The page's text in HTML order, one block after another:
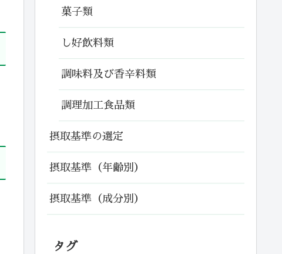
菓子類
し好飲料類
調味料及び香辛料類
調理加工食品類
摂取基準の選定
摂取基準（年齢別）
摂取基準（成分別）
タグ